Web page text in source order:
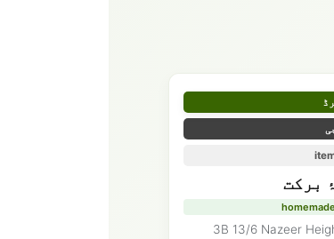
برکت
📍 3B 13/6 Nazeer Heights